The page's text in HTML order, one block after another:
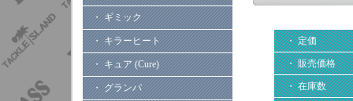
・ ギミック
・ キラーヒート
・ キュア (Cure)
・ グランパ
・ 定価
・ 販売価格
・ 在庫数